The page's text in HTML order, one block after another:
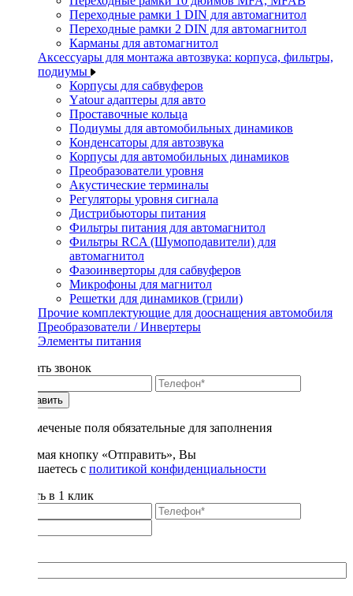
Переходные рамки 1 DIN для автомагнитол
Переходные рамки 2 DIN для автомагнитол
Карманы для автомагнитол
Аксессуары для монтажа автозвука: корпуса, фильтры,
подиумы
Корпусы для сабвуферов
Yаtour адаптеры для авто
Проставочные кольца
Подиумы для автомобильных динамиков
Конденсаторы для автозвука
Корпусы для автомобильных динамиков
Преобразователи уровня
Акустические терминалы
Регуляторы уровня сигнала
Дистрибьюторы питания
Фильтры питания для автомагнитол
Фильтры RCA (Шумоподавители) для
автомагнитол
Фазоинверторы для сабвуферов
Микрофоны для магнитол
Решетки для динамиков (грили)
Прочие комплектующие для дооснащения автомобиля
Преобразователи / Инвертеры
Элементы питания
Заказать звонок
Отправить
* - отмеченые поля обязательные для заполнения
Нажимая кнопку «Отправить», Вы
соглашаетесь с политикой конфиденциальности
Купить в 1 клик